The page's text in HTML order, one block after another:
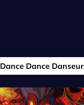
Dance Dance Danseur